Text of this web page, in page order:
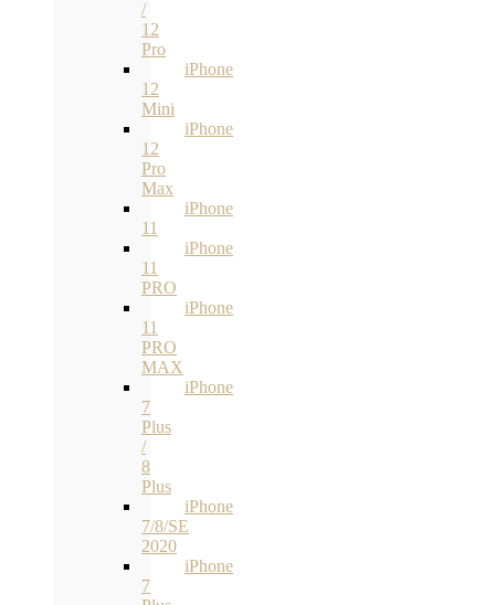
/
12
Pro
iPhone
12
Mini
iPhone
12
Pro
Max
iPhone
11
iPhone
11
PRO
iPhone
11
PRO
MAX
iPhone
7
Plus
/
8
Plus
iPhone
7/8/SE
2020
iPhone
7